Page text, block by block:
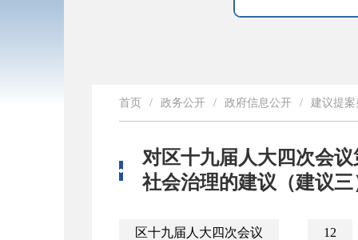
首页 / 政务公开 / 政府信息公开 / 建议提案
对区十九届人大四次会
社会治理的建议（建议三
区十九届人大四次会议 12